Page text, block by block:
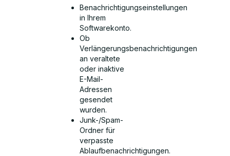
Benachrichtigungseinstellungen
in Ihrem
Softwarekonto.
Ob
Verlängerungsbenachrichtigungen
an veraltete
oder inaktive
E-Mail-
Adressen
gesendet
wurden.
Junk-/Spam-
Ordner für
verpasste
Ablaufbenachrichtigungen.